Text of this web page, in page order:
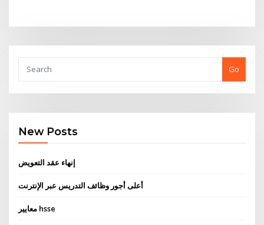
Go
New Posts
إنهاء عقد التعويض
أعلى أجور وظائف التدريس عبر الإنترنت
معايير hsse